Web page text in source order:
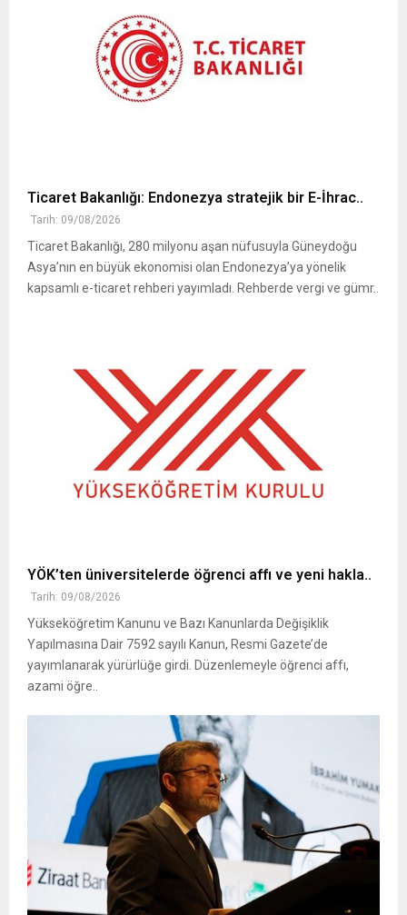
Ticaret Bakanlığı: Endonezya stratejik bir E-İhrac..
Tarih: 09/08/2026
Ticaret Bakanlığı, 280 milyonu aşan nüfusuyla Güneydoğu
Asya’nın en büyük ekonomisi olan Endonezya’ya yönelik
kapsamlı e-ticaret rehberi yayımladı. Rehberde vergi ve gümr..
YÖK’ten üniversitelerde öğrenci affı ve yeni hakla..
Tarih: 09/08/2026
Yükseköğretim Kanunu ve Bazı Kanunlarda Değişiklik
Yapılmasına Dair 7592 sayılı Kanun, Resmi Gazete’de
yayımlanarak yürürlüğe girdi. Düzenlemeyle öğrenci affı,
azami öğre..